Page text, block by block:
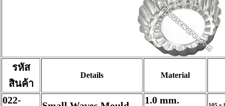
รหัส
สินค้า
Details Material
022-
1.0 mm.